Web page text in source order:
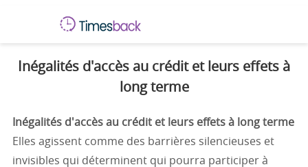
Inégalités d'accès au crédit et leurs effets à
long terme
Inégalités d'accès au crédit et leurs effets à long terme
Elles agissent comme des barrières silencieuses et
invisibles qui déterminent qui pourra participer à